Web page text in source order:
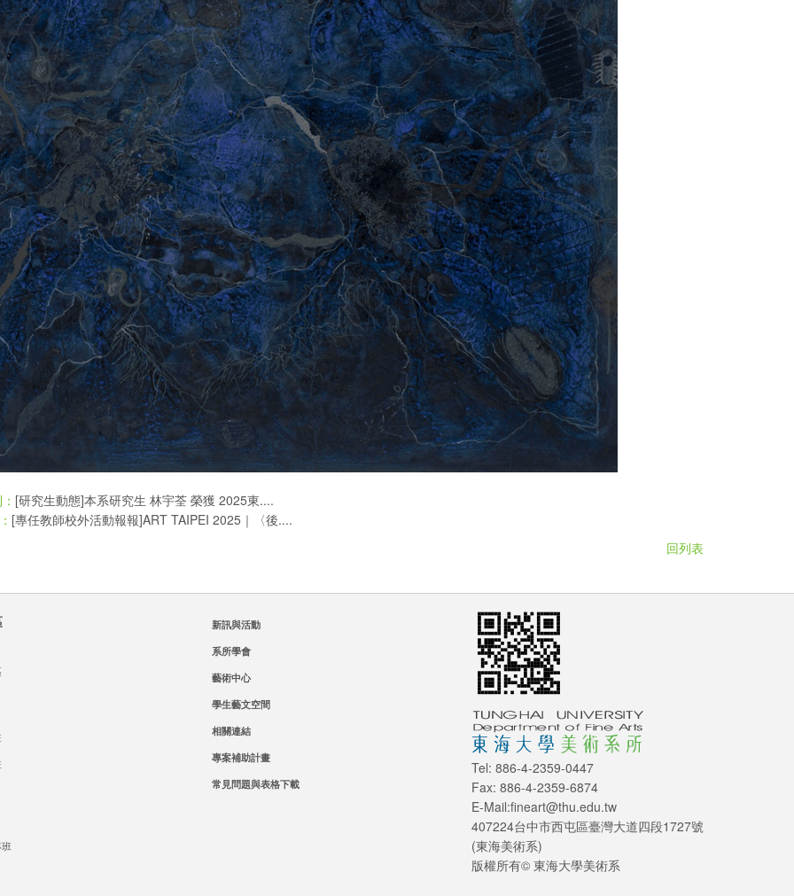
[研究生動態]本系研究生 林宇荃 榮獲 2025東....
[專任教師校外活動報報]ART TAIPEI 2025｜〈後....
回列表
新訊與活動
系所學會
藝術中心
學生藝文空間
相關連結
專案補助計畫
常見問題與表格下載
Tel: 886-4-2359-0447
Fax: 886-4-2359-6874
E-Mail:fineart@thu.edu.tw
407224台中市西屯區臺灣大道四段1727號
(東海美術系)
版權所有© 東海大學美術系